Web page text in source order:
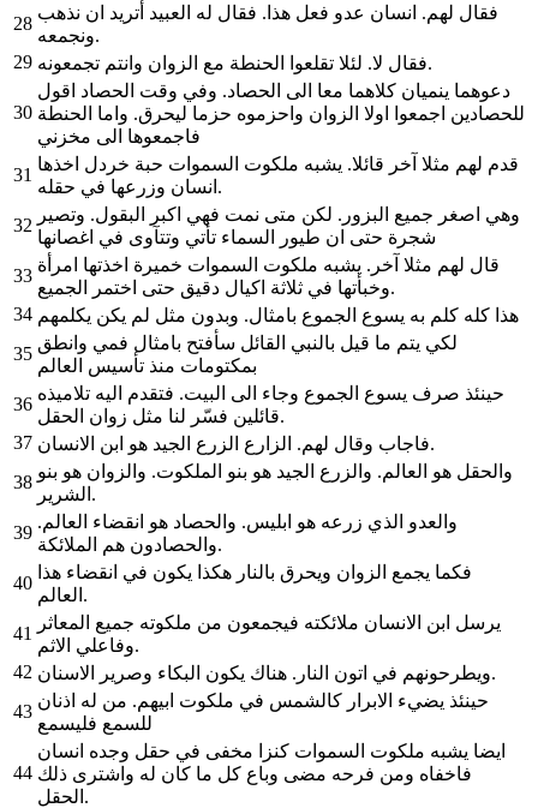
28
فقال لهم. انسان عدو فعل هذا. فقال له العبيد أتريد ان نذهب
ونجمعه.
29
فقال لا. لئلا تقلعوا الحنطة مع الزوان وانتم تجمعونه.
30
دعوهما ينميان كلاهما معا الى الحصاد. وفي وقت الحصاد اقول
للحصادين اجمعوا اولا الزوان واحزموه حزما ليحرق. واما الحنطة
فاجمعوها الى مخزني
31
قدم لهم مثلا آخر قائلا. يشبه ملكوت السموات حبة خردل اخذها
انسان وزرعها في حقله.
32
وهي اصغر جميع البزور. لكن متى نمت فهي اكبر البقول. وتصير
شجرة حتى ان طيور السماء تأتي وتتآوى في اغصانها
33
قال لهم مثلا آخر. يشبه ملكوت السموات خميرة اخذتها امرأة
وخبأتها في ثلاثة اكيال دقيق حتى اختمر الجميع.
34 هذا كله كلم به يسوع الجموع بامثال. وبدون مثل لم يكن يكلمهم
35
لكي يتم ما قيل بالنبي القائل سأفتح بامثال فمي وانطق
بمكتومات منذ تأسيس العالم
36
حينئذ صرف يسوع الجموع وجاء الى البيت. فتقدم اليه تلاميذه
قائلين فسّر لنا مثل زوان الحقل.
37
فاجاب وقال لهم. الزارع الزرع الجيد هو ابن الانسان.
38
والحقل هو العالم. والزرع الجيد هو بنو الملكوت. والزوان هو بنو
الشرير.
39
والعدو الذي زرعه هو ابليس. والحصاد هو انقضاء العالم.
والحصادون هم الملائكة.
40
فكما يجمع الزوان ويحرق بالنار هكذا يكون في انقضاء هذا
العالم.
41
يرسل ابن الانسان ملائكته فيجمعون من ملكوته جميع المعاثر
وفاعلي الاثم.
42
ويطرحونهم في اتون النار. هناك يكون البكاء وصرير الاسنان.
43
حينئذ يضيء الابرار كالشمس في ملكوت ابيهم. من له اذنان
للسمع فليسمع
44
ايضا يشبه ملكوت السموات كنزا مخفى في حقل وجده انسان
فاخفاه ومن فرحه مضى وباع كل ما كان له واشترى ذلك
الحقل.